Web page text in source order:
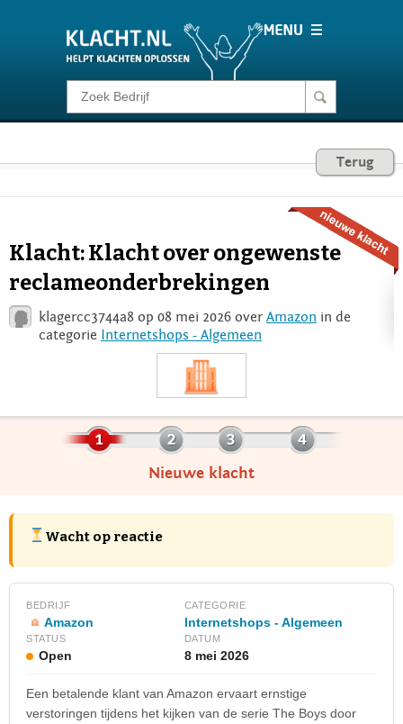
Klacht melden
Consumentenrecht
Voor Bedrijven
Login
Terug
Klacht: Klacht over ongewenste
reclameonderbrekingen
klagercc3744a8 op 08 mei 2026 overAmazon in de
categorie Internetshops - Algemeen
Nieuwe klacht
Wacht op reactie
BEDRIJF
Amazon
CATEGORIE
Internetshops - Algemeen
STATUS
Open
DATUM
8 mei 2026
Een betalende klant van Amazon ervaart ernstige
verstoringen tijdens het kijken van de serie The Boys door